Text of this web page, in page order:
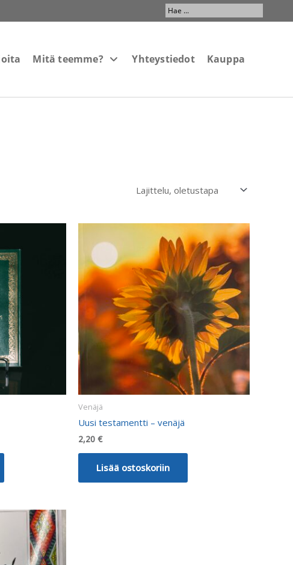
Search
...
Mitä teemme? Yhteystiedot Kauppa
Venäjä
Uusi testamentti – venäjä
2,20 €
Lisää ostoskoriin